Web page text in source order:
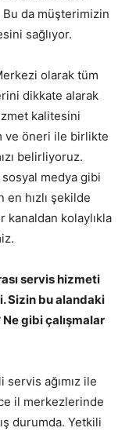
da müşterimizin
sağlıyor.
olarak tüm
dikkate alarak
kalitesini
ve öneri ile birlikte
belirliyoruz.
medya gibi
hızlı şekilde
kanaldan kolaylıkla
servis hizmeti
Sizin bu alandaki
Ne gibi çalışmalar
servis ağımız ile
il merkezlerinde
durumda. Yetkili